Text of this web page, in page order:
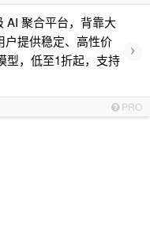
AI 聚合平台，背靠大
户提供稳定、高性价
型，低至1折起，支持
›
PRO